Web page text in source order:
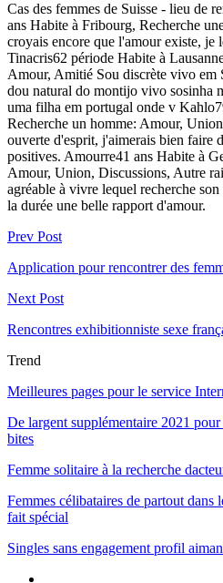
Cas des femmes de Suisse - lieu de
ans Habite à Fribourg, Recherche
croyais encore que l'amour existe, je
Tinacris62 période Habite à
Amour, Amitié Sou discrète vivo em
dou natural do montijo vivo sosinha
uma filha em portugal onde v
Recherche un homme: Amour,
ouverte d'esprit, j'aimerais bien faire
positives. Amourre41 ans Habite à
Amour, Union, Discussions, Autre
agréable à vivre lequel recherche
la durée une belle rapport d'amour.
Prev Post
Application pour rencontrer des
Next Post
Rencontres exhibitionniste sexe
Trend
Meilleures pages pour le service
De largent supplémentaire 2021
bites
Femme solitaire à la recherche
Femmes célibataires de partout
fait spécial
Singles sans engagement profil